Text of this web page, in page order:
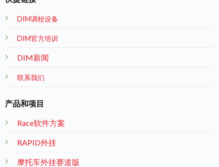
DIM调校设备
DIM官方培训
DIM新闻
联系我们
产品和项目
Race软件方案
RAPID外挂
摩托车外挂赛道版